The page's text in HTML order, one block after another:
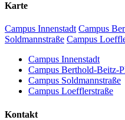
Karte
Campus Innenstadt Campus
Soldmannstraße Campus
Campus Innenstadt
Campus Berthold-Beitz-
Campus Soldmannstraße
Campus Loefflerstraße
Kontakt